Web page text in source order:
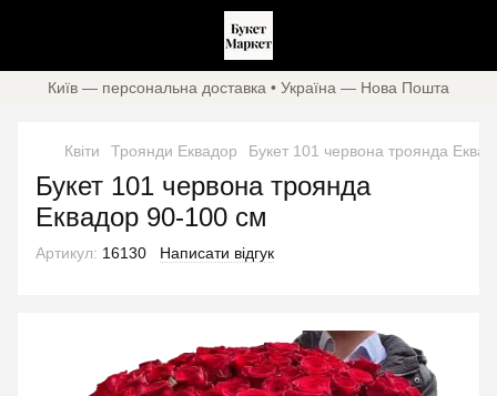
Київ — персональна доставка • Україна — Нова Пошта
Квіти Троянди Еквадор Букет 101 червона троянда
Букет 101 червона троянда
Еквадор 90-100 см
Артикул: 16130 Написати відгук